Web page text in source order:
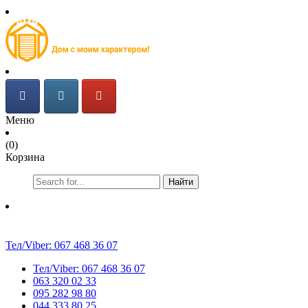
Меню
(0)
Корзина
Найти
Тел/Viber: 067 468 36 07
Тел/Viber: 067 468 36 07
063 320 02 33
095 282 98 80
044 333 80 25